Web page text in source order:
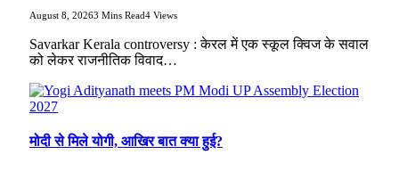
August 8, 20263 Mins Read4 Views
Savarkar Kerala controversy : केरल में एक स्कूल क्विज के सवाल
को लेकर राजनीतिक विवाद…
मोदी से मिले योगी, आखिर बात क्या हुई?